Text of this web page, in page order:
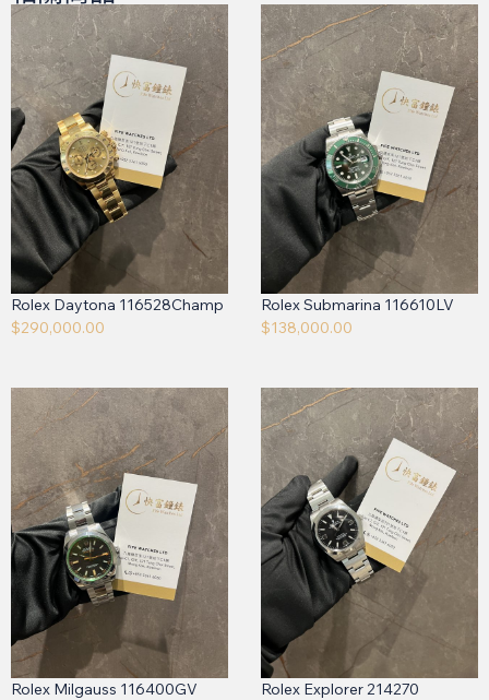
Rolex Daytona 116528Champ
$290,000.00
Rolex Submarina 116610LV
$138,000.00
Rolex Milgauss 116400GV
Rolex Explorer 214270